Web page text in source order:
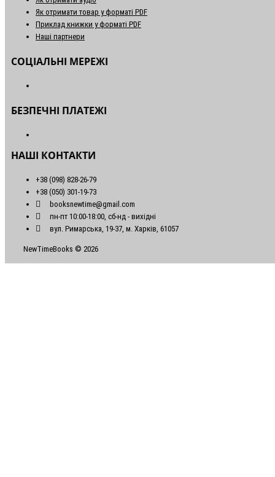
Як отримати товар у форматі PDF
Приклад книжки у форматі PDF
Наші партнери
СОЦІАЛЬНІ МЕРЕЖІ
БЕЗПЕЧНІ ПЛАТЕЖІ
НАШІ КОНТАКТИ
+38 (098) 828-26-79
+38 (050) 301-19-73
booksnewtime@gmail.com
пн-пт 10:00-18:00, сб-нд - вихідні
вул. Римарська, 19-37, м. Харків, 61057
NewTimeBooks © 2026